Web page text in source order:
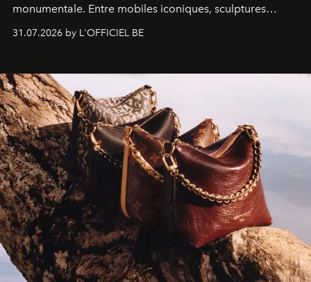
monumentale. Entre mobiles iconiques, sculptures
monumentales et poésie du mouvement, l'artiste
américain investit les espaces imaginés par Frank Gehry
sculpture.
31.07.2026 by L'OFFICIEL BE